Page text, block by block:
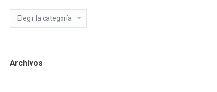
Blog
Archivos